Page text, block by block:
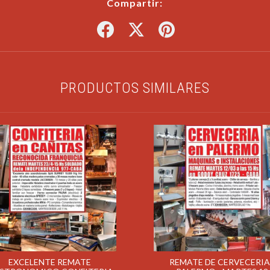
Compartir:
PRODUCTOS SIMILARES
EXCELENTE REMATE
REMATE DE